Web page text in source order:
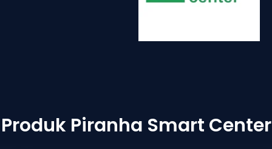
Produk Piranha Smart Center